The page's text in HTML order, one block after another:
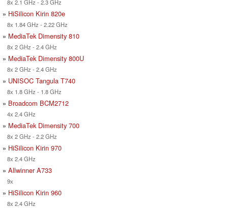
8x 2.1 GHz - 2.3 GHz
» HiSilicon Kirin 820e
8x 1.84 GHz - 2.22 GHz
» MediaTek Dimensity 810
8x 2 GHz - 2.4 GHz
» MediaTek Dimensity 800U
8x 2 GHz - 2.4 GHz
» UNISOC Tangula T740
8x 1.8 GHz - 1.8 GHz
» Broadcom BCM2712
4x 2.4 GHz
» MediaTek Dimensity 700
8x 2 GHz - 2.2 GHz
» HiSilicon Kirin 970
8x 2.4 GHz
» Allwinner A733
9x
» HiSilicon Kirin 960
8x 2.4 GHz